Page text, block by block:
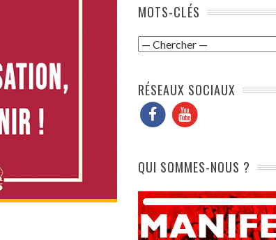
MOTS-CLÉS
RÉSEAUX SOCIAUX
QUI SOMMES-NOUS ?